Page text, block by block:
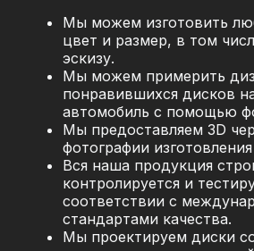
Мы можем изготовить
цвет и размер, в том
эскизу.
Мы можем примерить
понравившихся дисков
автомобиль с помощью
Мы предоставляем 3D
фотографии
Вся наша продукция
контролируется и
соответствии с
стандартами качества.
Мы проектируем диски